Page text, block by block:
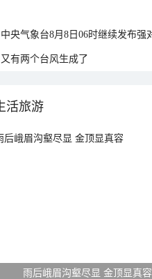
又有两个台风生成了
活旅游
雨后峨眉沟壑尽显 金顶显真容